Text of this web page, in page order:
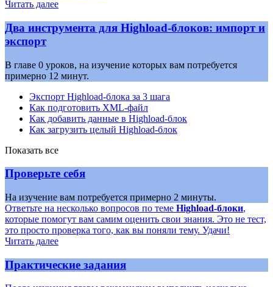
Читать далее
Два инструмента для Highload-блоков: импорт и
экспорт
В главе 0 уроков, на изучение которых вам потребуется
примерно 12 минут.
Экспорт Highload-блока за 3 шага
Как подготовить XML-файл
Как добавить данные в Highload-блок
Как загрузить целый Highload-блок
Показать все
Проверьте себя
На изучение вам потребуется примерно 2 минуты.
Ответьте на несколько вопросов по теме Highload-блоки,
которые помогут вам самим оценить свои знания. Это не тест,
это просто проверка того, как вы поняли тему. Удачи!
Читать далее
Практические задания